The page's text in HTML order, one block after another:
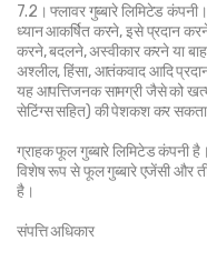
7.2। फ्लावर गुब्बारे लिमिटेड
ध्यान आकर्षित करने, इसे प्रदान
करने, बदलने, अस्वीकार करने या
अश्लील, हिंसा, आतंकवाद आदि
यह आपत्तिजनक सामग्री जैसे को
सेटिंग्स सहित) की पेशकश कर
ग्राहक फूल गुब्बारे लिमिटेड कंपनी
विशेष रूप से फूल गुब्बारे एजेंसी और
है।
संपत्ति अधिकार